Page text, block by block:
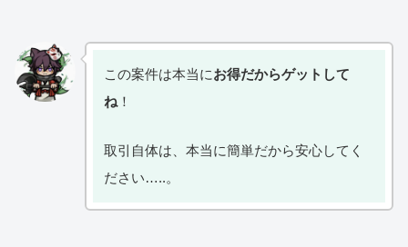
この案件は本当にお得だからゲットして
ね！
取引自体は、本当に簡単だから安心してく
ださい…..。